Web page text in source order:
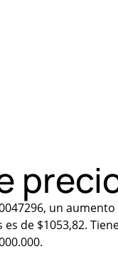
un
es de $1053,82.